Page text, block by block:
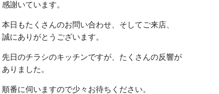
感謝いています。
本日もたくさんのお問い合わせ、そしてご来店、
誠にありがとうございます。
先日のチラシのキッチンですが、たくさんの反響が
ありました。
順番に伺いますので少々お待ちください。